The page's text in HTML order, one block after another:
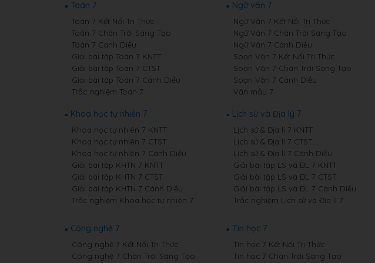
Toán 7
Toán 7 Kết Nối Tri Thức
Toán 7 Chân Trời Sáng Tạo
Toán 7 Cánh Diều
Giải bài tập Toán 7 KNTT
Giải bài tập Toán 7 CTST
Giải bài tập Toán 7 Cánh Diều
Trắc nghiệm Toán 7
Ngữ văn 7
Ngữ Văn 7 Kết Nối Tri Thức
Ngữ Văn 7 Chân Trời Sáng Tạo
Ngữ Văn 7 Cánh Diều
Soạn Văn 7 Kết Nối Tri Thức
Soạn Văn 7 Chân Trời Sáng Tạo
Soạn Văn 7 Cánh Diều
Văn mẫu 7
Khoa học tự nhiên 7
Khoa học tự nhiên 7 KNTT
Khoa học tự nhiên 7 CTST
Khoa học tự nhiên 7 Cánh Diều
Giải bài tập KHTN 7 KNTT
Giải bài tập KHTN 7 CTST
Giải bài tập KHTN 7 Cánh Diều
Trắc nghiệm Khoa học tự nhiên 7
Lịch sử và Địa lý 7
Lịch sử & Địa lí 7 KNTT
Lịch sử & Địa lí 7 CTST
Lịch sử & Địa lí 7 Cánh Diều
Giải bài tập LS và ĐL 7 KNTT
Giải bài tập LS và ĐL 7 CTST
Giải bài tập LS và ĐL 7 Cánh Diều
Trắc nghiệm Lịch sử và Địa lí 7
Công nghệ 7
Công nghệ 7 Kết Nối Tri Thức
Công nghệ 7 Chân Trời Sáng Tạo
Tin học 7
Tin học 7 Kết Nối Tri Thức
Tin học 7 Chân Trời Sáng Tạo